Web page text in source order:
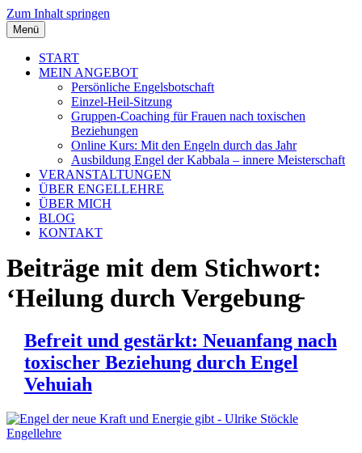
Zum Inhalt springen
Menü
START
MEIN ANGEBOT
Persönliche Engelsbotschaft
Einzel-Heil-Sitzung
Gruppen-Coaching für Frauen nach toxischen
Beziehungen
Online Kurs: Mit den Engeln durch das Jahr
Ausbildung Engel der Kabbala – innere Meisterschaft
VERANSTALTUNGEN
ÜBER ENGELLEHRE
ÜBER MICH
BLOG
KONTAKT
Beiträge mit dem Stichwort:
‘Heilung durch Vergebung̵
Befreit und gestärkt: Neuanfang nach
toxischer Beziehung durch Engel
Vehuiah